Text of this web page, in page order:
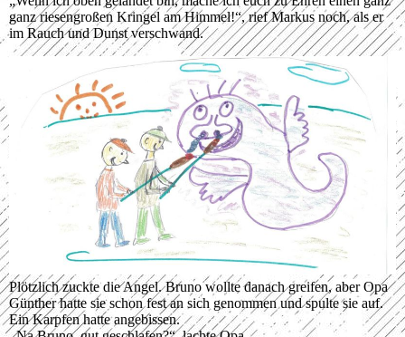
ganz riesengroßen Kringel am Himmel!“, rief Markus noch, als er
im Rauch und Dunst verschwand.
Plötzlich zuckte die Angel. Bruno wollte danach greifen, aber Opa
Günther hatte sie schon fest an sich genommen und spulte sie auf.
Ein Karpfen hatte angebissen.